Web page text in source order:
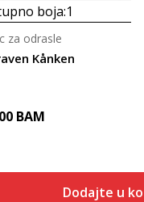
boja:1
Kånken
za odrasle
BAM
Dodajte u